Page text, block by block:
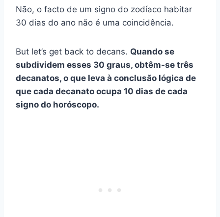
Não, o facto de um signo do zodíaco habitar
30 dias do ano não é uma coincidência.
But let’s get back to decans. Quando se
subdividem esses 30 graus, obtêm-se três
decanatos, o que leva à conclusão lógica de
que cada decanato ocupa 10 dias de cada
signo do horóscopo.